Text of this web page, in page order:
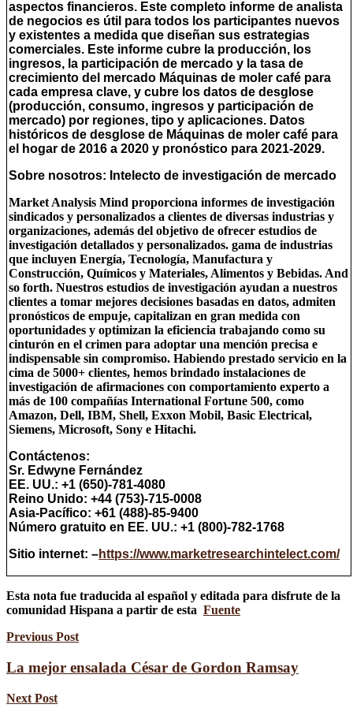
aspectos financieros. Este completo informe de analista
de negocios es útil para todos los participantes nuevos
y existentes a medida que diseñan sus estrategias
comerciales. Este informe cubre la producción, los
ingresos, la participación de mercado y la tasa de
crecimiento del mercado Máquinas de moler café para
cada empresa clave, y cubre los datos de desglose
(producción, consumo, ingresos y participación de
mercado) por regiones, tipo y aplicaciones. Datos
históricos de desglose de Máquinas de moler café para
el hogar de 2016 a 2020 y pronóstico para 2021-2029.
Sobre nosotros: Intelecto de investigación de mercado
Market Analysis Mind proporciona informes de investigación
sindicados y personalizados a clientes de diversas industrias y
organizaciones, además del objetivo de ofrecer estudios de
investigación detallados y personalizados. gama de industrias
que incluyen Energía, Tecnología, Manufactura y
Construcción, Químicos y Materiales, Alimentos y Bebidas. And
so forth. Nuestros estudios de investigación ayudan a nuestros
clientes a tomar mejores decisiones basadas en datos, admiten
pronósticos de empuje, capitalizan en gran medida con
oportunidades y optimizan la eficiencia trabajando como su
cinturón en el crimen para adoptar una mención precisa e
indispensable sin compromiso. Habiendo prestado servicio en la
cima de 5000+ clientes, hemos brindado instalaciones de
investigación de afirmaciones con comportamiento experto a
más de 100 compañías International Fortune 500, como
Amazon, Dell, IBM, Shell, Exxon Mobil, Basic Electrical,
Siemens, Microsoft, Sony e Hitachi.
Contáctenos:
Sr. Edwyne Fernández
EE. UU.: +1 (650)-781-4080
Reino Unido: +44 (753)-715-0008
Asia-Pacífico: +61 (488)-85-9400
Número gratuito en EE. UU.: +1 (800)-782-1768
Sitio internet: –https://www.marketresearchintelect.com/
Esta nota fue traducida al español y editada para disfrute de la
comunidad Hispana a partir de esta Fuente
Previous Post
La mejor ensalada César de Gordon Ramsay
Next Post